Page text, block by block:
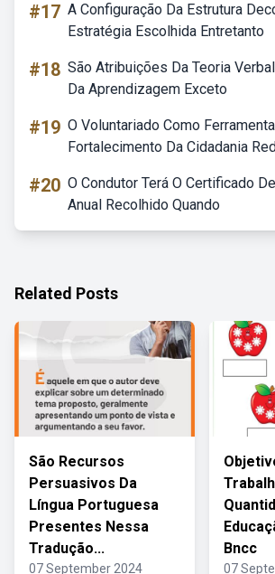
#17 A Configuração Da Estrutura
Estratégia Escolhida Entretanto
#18 São Atribuições Da Teoria
Da Aprendizagem Exceto
#19 O Voluntariado Como
Fortalecimento Da Cidadania
#20 O Condutor Terá O Certificado
Anual Recolhido Quando
Related Posts
São Recursos
Persuasivos Da
Língua Portuguesa
Presentes Nessa
Tradução...
07 September 2024
Bncc
07